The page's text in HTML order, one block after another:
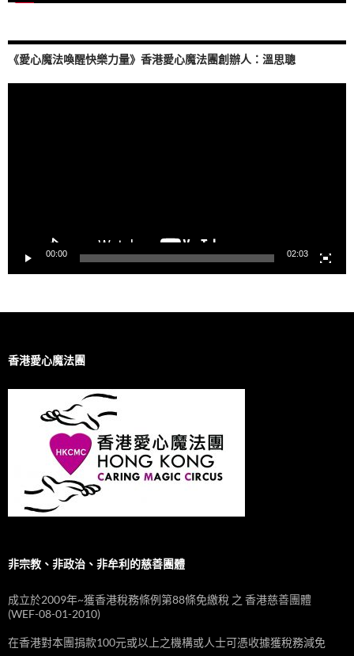
《愛心魔法喚醒快樂力量》香港愛心魔法團創辦人：溫思聰
00:00 02:03
香港愛心魔法團
非宗教、非政治、非牟利的慈善團體
成立於2009年~獲香港稅務條例第88條免繳稅 之 香港慈善團體
(WEF-08-01-2010)
在香港對本團捐款100元或以上之機構或人士可憑收據獲稅務減免